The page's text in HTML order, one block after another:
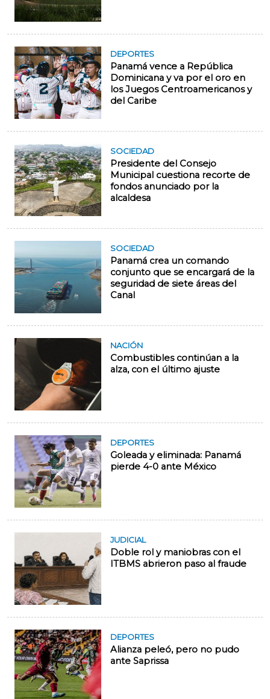
DEPORTES
Panamá vence a República
Dominicana y va por el oro en
los Juegos Centroamericanos y
del Caribe
SOCIEDAD
Presidente del Consejo
Municipal cuestiona recorte de
fondos anunciado por la
alcaldesa
SOCIEDAD
Panamá crea un comando
conjunto que se encargará de la
seguridad de siete áreas del
Canal
NACIÓN
Combustibles continúan a la
alza, con el último ajuste
DEPORTES
Goleada y eliminada: Panamá
pierde 4-0 ante México
JUDICIAL
Doble rol y maniobras con el
ITBMS abrieron paso al fraude
DEPORTES
Alianza peleó, pero no pudo
ante Saprissa